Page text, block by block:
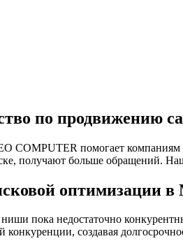
по продвижению
COMPUTER помогает
получают больше обращений.
оптимизации в
пока недостаточно
конкуренции, создавая